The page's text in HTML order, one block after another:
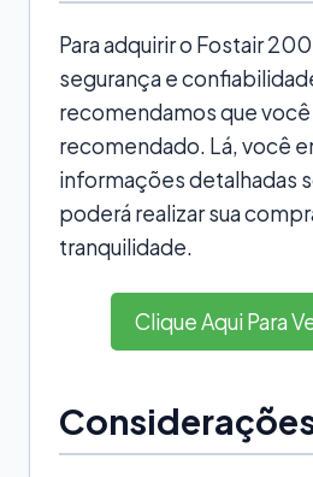
Para adquirir o Fostair
segurança e
recomendamos que
recomendado. Lá, você
informações detalhadas
poderá realizar sua
tranquilidade.
Clique Aqui Para